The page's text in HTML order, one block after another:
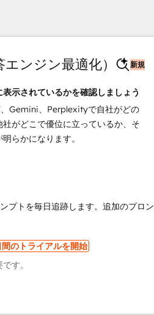
ンジン最適化） 新規
示されているかを確認しましょう
Gemini、Perplexityで自社がどの
がどこで優位に立っているか、そ
らかになります。
プトを毎日追跡します。追加のプロン
のトライアルを開始
す。